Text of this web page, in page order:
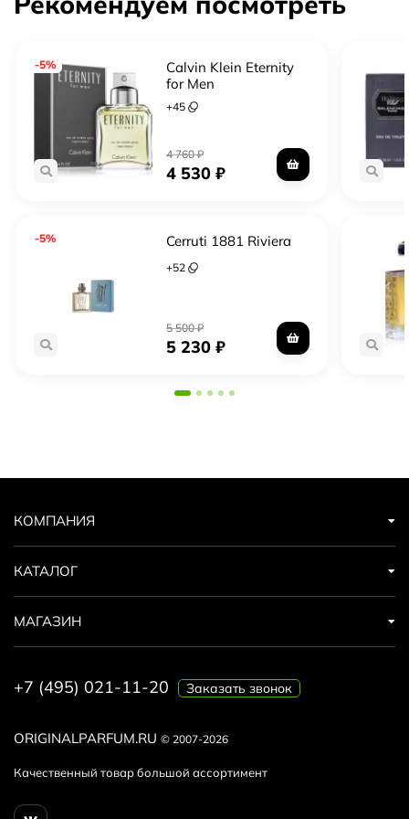
-5%
Calvin Klein Eternity
for Men
+45
4 760₽
4 530₽
-5% Cerruti 1881 Riviera
+52
5 500₽
5 230₽
ORIGINALPARFUM.RU © 2007-2026
Качественный товар большой ассортимент
КОМПАНИЯ
КАТАЛОГ
МАГАЗИН
+7 (495) 021-11-20 Заказать звонок